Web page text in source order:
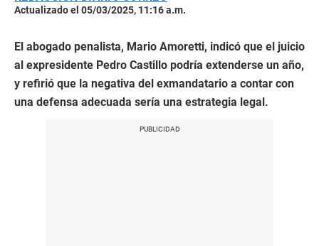
Actualizado el 05/03/2025, 11:16 a.m.
El abogado penalista, Mario Amoretti, indicó que el juicio
al expresidente Pedro Castillo podría extenderse un año,
y refirió que la negativa del exmandatario a contar con
una defensa adecuada sería una estrategia legal.